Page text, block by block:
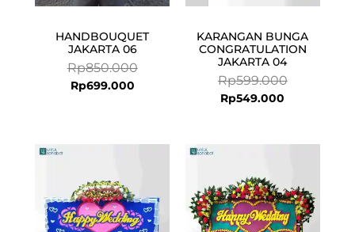
HANDBOUQUET
JAKARTA 06
Rp850.000
Rp699.000
KARANGAN BUNGA
CONGRATULATION
JAKARTA 04
Rp599.000
Rp549.000
Rp599.000.
Rp574.500.